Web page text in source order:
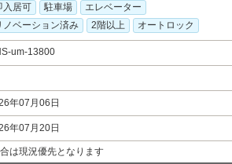
入居可 駐車場
エレベーター
ノベーション済み
2階以上 オートロック
um-13800
年07月06日
年07月20日
は現況優先となります